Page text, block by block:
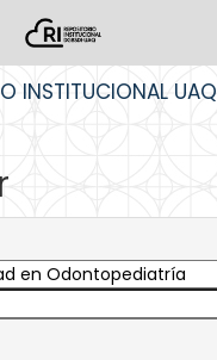
INSTITUCIONAL UAQ